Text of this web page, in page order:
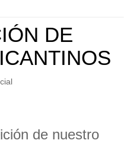
DE
de nuestro